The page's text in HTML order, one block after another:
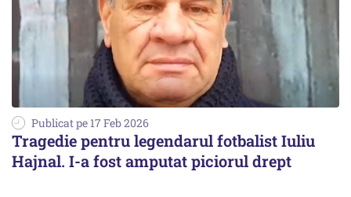
Publicat pe 17 Feb 2026
Tragedie pentru legendarul fotbalist Iuliu
Hajnal. I-a fost amputat piciorul drept